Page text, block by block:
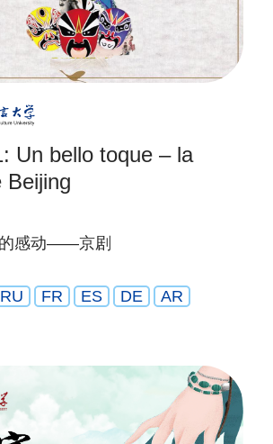
Un bello toque – la
Beijing
感动——京剧
RU FR ES DE AR